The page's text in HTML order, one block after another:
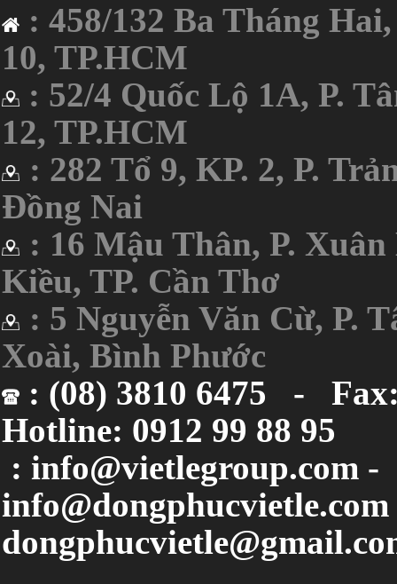
: 458/132 Ba Tháng
10, TP.HCM
: 52/4 Quốc Lộ 1A, P.
12, TP.HCM
: 282 Tổ 9, KP. 2, P.
Đồng Nai
: 16 Mậu Thân, P.
Kiều, TP. Cần Thơ
: 5 Nguyễn Văn Cừ, P.
Xoài, Bình Phước
: (08) 3810 6475 -
Hotline: 0912 99 88 95
: info@vietlegroup.com -
info@dongphucvietle.com